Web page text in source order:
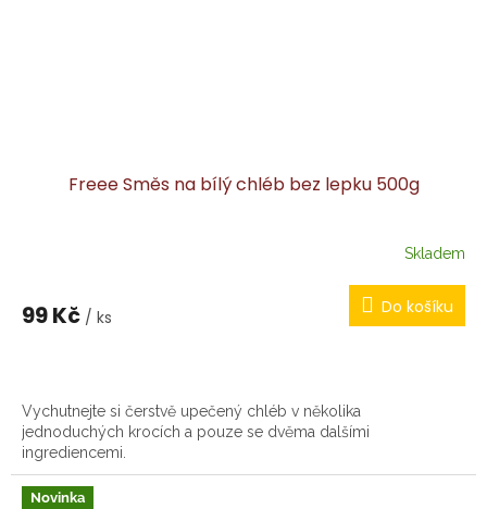
Freee Směs na bílý chléb bez lepku 500g
Skladem
99 Kč / ks Do košíku
Vychutnejte si čerstvě upečený chléb v několika
jednoduchých krocích a pouze se dvěma dalšími
ingrediencemi.
Novinka